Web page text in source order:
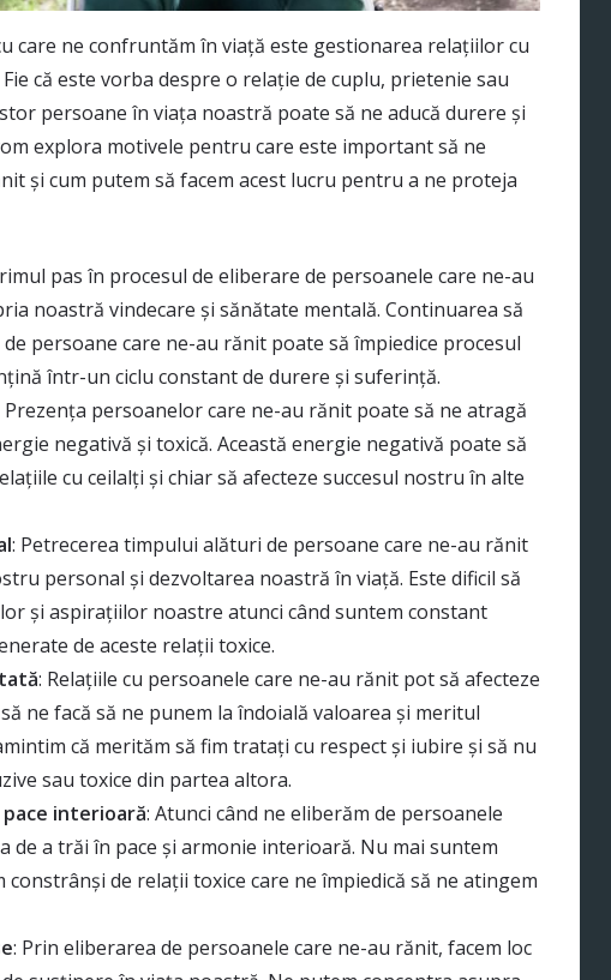
care ne confruntăm în viață este gestionarea relațiilor cu
că este vorba despre o relație de cuplu, prietenie sau
persoane în viața noastră poate să ne aducă durere și
explora motivele pentru care este important să ne
și cum putem să facem acest lucru pentru a ne proteja
pas în procesul de eliberare de persoanele care ne-au
noastră vindecare și sănătate mentală. Continuarea să
persoane care ne-au rănit poate să împiedice procesul
într-un ciclu constant de durere și suferință.
Prezența persoanelor care ne-au rănit poate să ne atragă
negativă și toxică. Această energie negativă poate să
cu ceilalți și chiar să afecteze succesul nostru în alte
: Petrecerea timpului alături de persoane care ne-au rănit
personal și dezvoltarea noastră în viață. Este dificil să
și aspirațiilor noastre atunci când suntem constant
de aceste relații toxice.
: Relațiile cu persoanele care ne-au rănit pot să afecteze
ne facă să ne punem la îndoială valoarea și meritul
că merităm să fim tratați cu respect și iubire și să nu
sau toxice din partea altora.
interioară: Atunci când ne eliberăm de persoanele
de a trăi în pace și armonie interioară. Nu mai suntem
de relații toxice care ne împiedică să ne atingem
: Prin eliberarea de persoanele care ne-au rănit, facem loc